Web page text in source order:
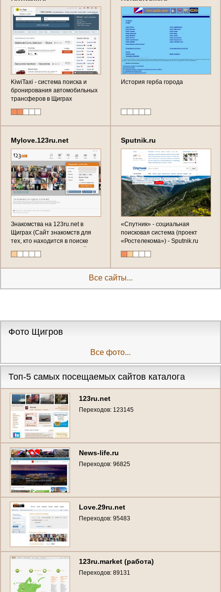
KiwiTaxi - система поиска и
бронирования автомобильных
трансферов в Щиграх
История герба города
Mylove.123ru.net
Знакомства на 123ru.net в
Щиграх (Сайт знакомств для
тех, кто находится в поиске
романтических отношений,
дружеской привязанности или
просто ни к чему не
Зарегистрируйтесь и уже через
несколько минут на вас
Sputnik.ru
«Спутник» - социальная
поисковая система (проект
«Ростелекома») - Sputnik.ru
(Спутник - поиск в Щиграх и не
только)
Все сайты...
Фото Щигров
Все фото...
Топ-5 самых посещаемых сайтов каталога
123ru.net
Переходов: 123145
News-life.ru
Переходов: 96825
Love.29ru.net
Переходов: 95483
123ru.market (работа)
Переходов: 89131